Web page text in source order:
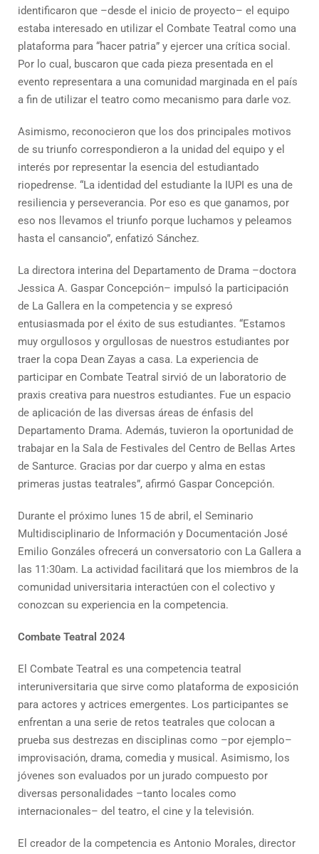
identificaron que –desde el inicio de proyecto– el equipo
estaba interesado en utilizar el Combate Teatral como una
plataforma para “hacer patria” y ejercer una crítica social.
Por lo cual, buscaron que cada pieza presentada en el
evento representara a una comunidad marginada en el país
a fin de utilizar el teatro como mecanismo para darle voz.
Asimismo, reconocieron que los dos principales motivos
de su triunfo correspondieron a la unidad del equipo y el
interés por representar la esencia del estudiantado
riopedrense. “La identidad del estudiante la IUPI es una de
resiliencia y perseverancia. Por eso es que ganamos, por
eso nos llevamos el triunfo porque luchamos y peleamos
hasta el cansancio”, enfatizó Sánchez.
La directora interina del Departamento de Drama –doctora
Jessica A. Gaspar Concepción– impulsó la participación
de La Gallera en la competencia y se expresó
entusiasmada por el éxito de sus estudiantes. “Estamos
muy orgullosos y orgullosas de nuestros estudiantes por
traer la copa Dean Zayas a casa. La experiencia de
participar en Combate Teatral sirvió de un laboratorio de
praxis creativa para nuestros estudiantes. Fue un espacio
de aplicación de las diversas áreas de énfasis del
Departamento Drama. Además, tuvieron la oportunidad de
trabajar en la Sala de Festivales del Centro de Bellas Artes
de Santurce. Gracias por dar cuerpo y alma en estas
primeras justas teatrales”, afirmó Gaspar Concepción.
Durante el próximo lunes 15 de abril, el Seminario
Multidisciplinario de Información y Documentación José
Emilio Gonzáles ofrecerá un conversatorio con La Gallera a
las 11:30am. La actividad facilitará que los miembros de la
comunidad universitaria interactúen con el colectivo y
conozcan su experiencia en la competencia.
Combate Teatral 2024
El Combate Teatral es una competencia teatral
interuniversitaria que sirve como plataforma de exposición
para actores y actrices emergentes. Los participantes se
enfrentan a una serie de retos teatrales que colocan a
prueba sus destrezas en disciplinas como –por ejemplo–
improvisación, drama, comedia y musical. Asimismo, los
jóvenes son evaluados por un jurado compuesto por
diversas personalidades –tanto locales como
internacionales– del teatro, el cine y la televisión.
El creador de la competencia es Antonio Morales, director